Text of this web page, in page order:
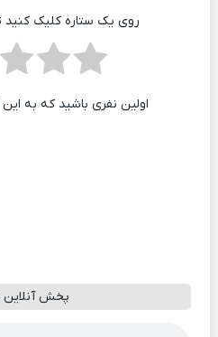
روی یک ستاره کلیک کنید
اولین نفری باشید که به
پخش